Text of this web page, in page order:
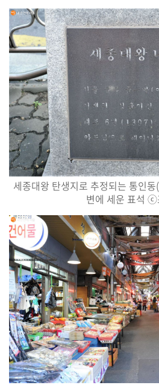
세종대왕 탄생지로 추정되는 통인동(
변에 세운 표석 ⓒ